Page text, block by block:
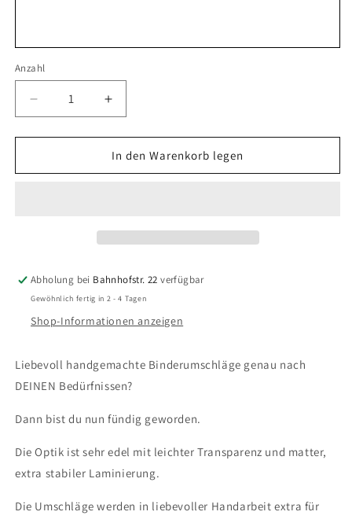
Anzahl
Anzahl
Verringere
die
Menge
Binder
Erhöhe
die
Menge
für
Binder
In den Warenkorb legen
Abholung bei Bahnhofstr. 22 verfügbar
Gewöhnlich fertig in 2 - 4 Tagen
Shop-Informationen anzeigen
Liebevoll handgemachte Binderumschläge genau nach
DEINEN Bedürfnissen?
Dann bist du nun fündig geworden.
Die Optik ist sehr edel mit leichter Transparenz und matter,
extra stabiler Laminierung.
Die Umschläge werden in liebevoller Handarbeit extra für